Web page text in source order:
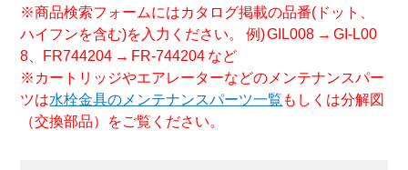
※商品検索フォームにはカタログ掲載の品番(ドット、
ハイフンを含む)を入力ください。 例) GIL008 → GI-L00
8、FR744204 → FR-744204 など
※カートリッジやエアレーターなどのメンテナンスパー
ツは水栓金具のメンテナンスパーツ一覧 もしくは分解図
（交換部品）をご覧ください。